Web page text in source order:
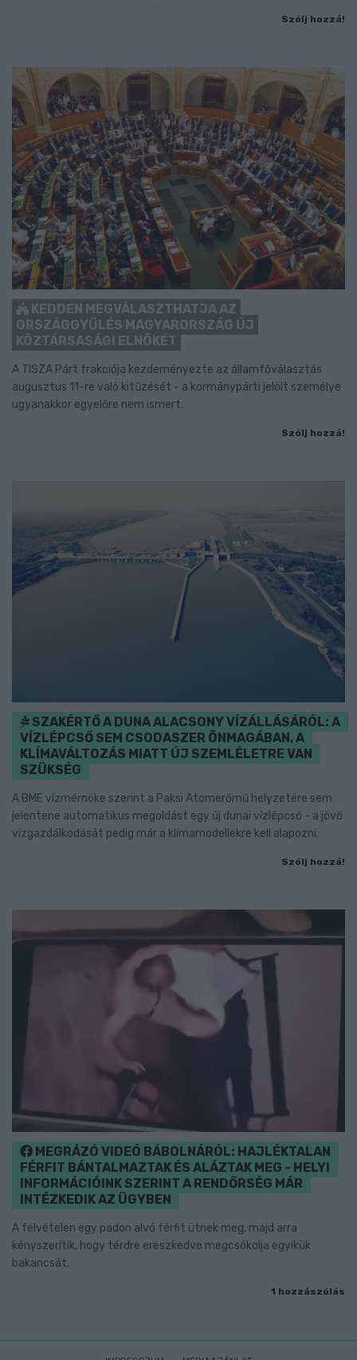
Szólj hozzá!
KEDDEN MEGVÁLASZTHATJA AZ
ORSZÁGGYŰLÉS MAGYARORSZÁG ÚJ
KÖZTÁRSASÁGI ELNÖKÉT
A TISZA Párt frakciója kezdeményezte az államfőválasztás
augusztus 11-re való kitűzését - a kormánypárti jelölt személye
ugyanakkor egyelőre nem ismert.
Szólj hozzá!
SZAKÉRTŐ A DUNA ALACSONY VÍZÁLLÁSÁRÓL: A
VÍZLÉPCSŐ SEM CSODASZER ÖNMAGÁBAN, A
KLÍMAVÁLTOZÁS MIATT ÚJ SZEMLÉLETRE VAN
SZÜKSÉG
A BME vízmérnöke szerint a Paksi Atomerőmű helyzetére sem
jelentene automatikus megoldást egy új dunai vízlépcső - a jövő
vízgazdálkodását pedig már a klímamodellekre kell alapozni.
Szólj hozzá!
MEGRÁZÓ VIDEÓ BÁBOLNÁRÓL: HAJLÉKTALAN
FÉRFIT BÁNTALMAZTAK ÉS ALÁZTAK MEG - HELYI
INFORMÁCIÓINK SZERINT A RENDŐRSÉG MÁR
INTÉZKEDIK AZ ÜGYBEN
A felvételen egy padon alvó férfit ütnek meg, majd arra
kényszerítik, hogy térdre ereszkedve megcsókolja egyikük
bakancsát.
1 hozzászólás